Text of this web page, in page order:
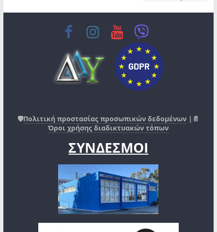
🛡️Πολιτική προστασίας προσωπικών δεδομένων |📄
Όροι χρήσης διαδικτυακών τόπων
ΣΥΝΔΕΣΜΟΙ